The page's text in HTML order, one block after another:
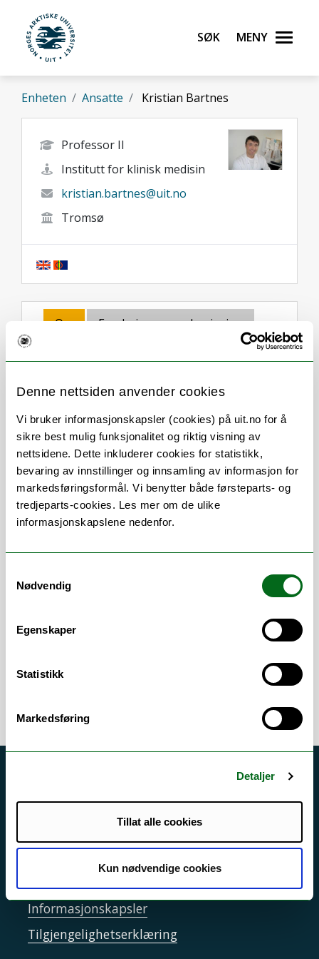
Denne nettsiden anvender cookies
Vi bruker informasjonskapsler (cookies) på uit.no for å
sikre best mulig funksjonalitet og riktig visning av
nettsidene. Dette inkluderer cookies for statistikk,
bevaring av innstillinger og innsamling av informasjon for
markedsføringsformål. Vi benytter både førsteparts- og
tredjeparts-cookies. Les mer om de ulike
informasjonskapslene nedenfor.
Nødvendig
Egenskaper
Statistikk
Markedsføring
Detaljer
Tillat alle cookies
Kun nødvendige cookies
Gå til hovedinnhold
UiT Norges arktiske universitet
Søk Meny
Enheten Ansatte Kristian Bartnes
Professor II
Institutt for klinisk medisin
kristian.bartnes@uit.no
Tromsø
Om
Forskning og undervisning
Stillingsbeskrivelse
Kurs for medisinstudenter:
Hjertekirurgi
lungekirurgi
thorax-skader
sanitetstaktikk ved storulykker
UNN Tromsø
Si ifra!
Driftsmeldinger
Informasjonskapsler
Tilgjengelighetserklæring